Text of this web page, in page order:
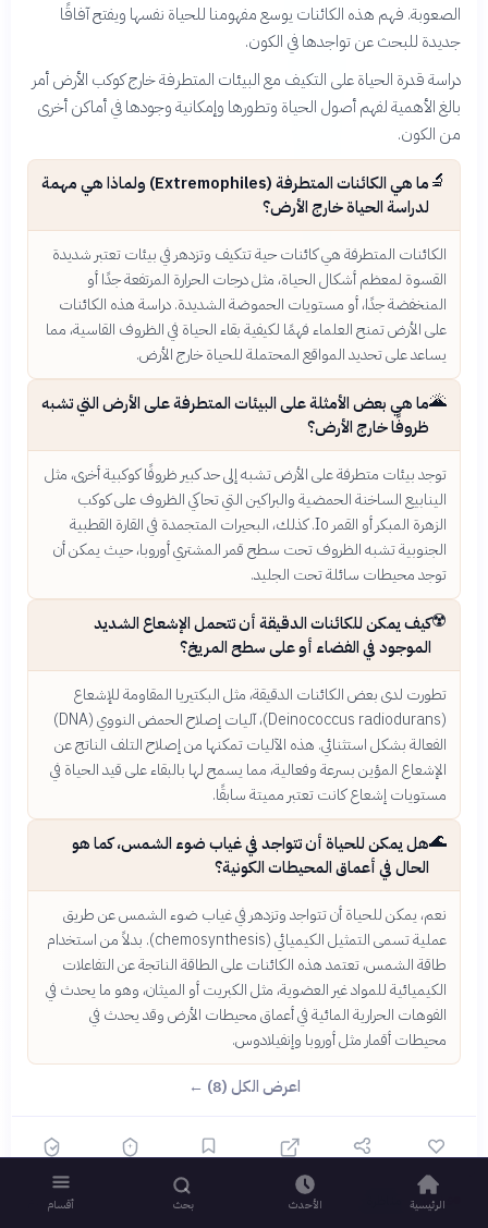
الصعوبة. فهم هذه الكائنات يوسع مفهومنا للحياة نفسها ويفتح آفاقًا
جديدة للبحث عن تواجدها في الكون.
دراسة قدرة الحياة على التكيف مع البيئات المتطرفة خارج كوكب الأرض أمر
بالغ الأهمية لفهم أصول الحياة وتطورها وإمكانية وجودها في أماكن أخرى
من الكون.
🔬
ما هي الكائنات المتطرفة (Extremophiles) ولماذا هي مهمة
لدراسة الحياة خارج الأرض؟
الكائنات المتطرفة هي كائنات حية تتكيف وتزدهر في بيئات تعتبر شديدة
القسوة لمعظم أشكال الحياة، مثل درجات الحرارة المرتفعة جدًا أو
المنخفضة جدًا، أو مستويات الحموضة الشديدة. دراسة هذه الكائنات
على الأرض تمنح العلماء فهمًا لكيفية بقاء الحياة في الظروف القاسية، مما
يساعد على تحديد المواقع المحتملة للحياة خارج الأرض.
🌋ما هي بعض الأمثلة على البيئات المتطرفة على الأرض التي تشبه
ظروفًا خارج الأرض؟
توجد بيئات متطرفة على الأرض تشبه إلى حد كبير ظروفًا كوكبية أخرى، مثل
الينابيع الساخنة الحمضية والبراكين التي تحاكي الظروف على كوكب
الزهرة المبكر أو القمر Io. كذلك، البحيرات المتجمدة في القارة القطبية
الجنوبية تشبه الظروف تحت سطح قمر المشتري أوروبا، حيث يمكن أن
توجد محيطات سائلة تحت الجليد.
☢️كيف يمكن للكائنات الدقيقة أن تتحمل الإشعاع الشديد
الموجود في الفضاء أو على سطح المريخ؟
تطورت لدى بعض الكائنات الدقيقة، مثل البكتيريا المقاومة للإشعاع
(Deinococcus radiodurans)، آليات إصلاح الحمض النووي (DNA)
الفعالة بشكل استثنائي. هذه الآليات تمكنها من إصلاح التلف الناتج عن
الإشعاع المؤين بسرعة وفعالية، مما يسمح لها بالبقاء على قيد الحياة في
مستويات إشعاع كانت تعتبر مميتة سابقًا.
🌊هل يمكن للحياة أن تتواجد في غياب ضوء الشمس، كما هو
الحال في أعماق المحيطات الكونية؟
نعم، يمكن للحياة أن تتواجد وتزدهر في غياب ضوء الشمس عن طريق
عملية تسمى التمثيل الكيميائي (chemosynthesis). بدلاً من استخدام
طاقة الشمس، تعتمد هذه الكائنات على الطاقة الناتجة عن التفاعلات
الكيميائية للمواد غير العضوية، مثل الكبريت أو الميثان، وهو ما يحدث في
الفوهات الحرارية المائية في أعماق محيطات الأرض وقد يحدث في
محيطات أقمار مثل أوروبا وإنفيلادوس.
اعرض الكل (8) ←
فضول› قبل 10 أيام الرئيسية الأحدث بحث أقسام